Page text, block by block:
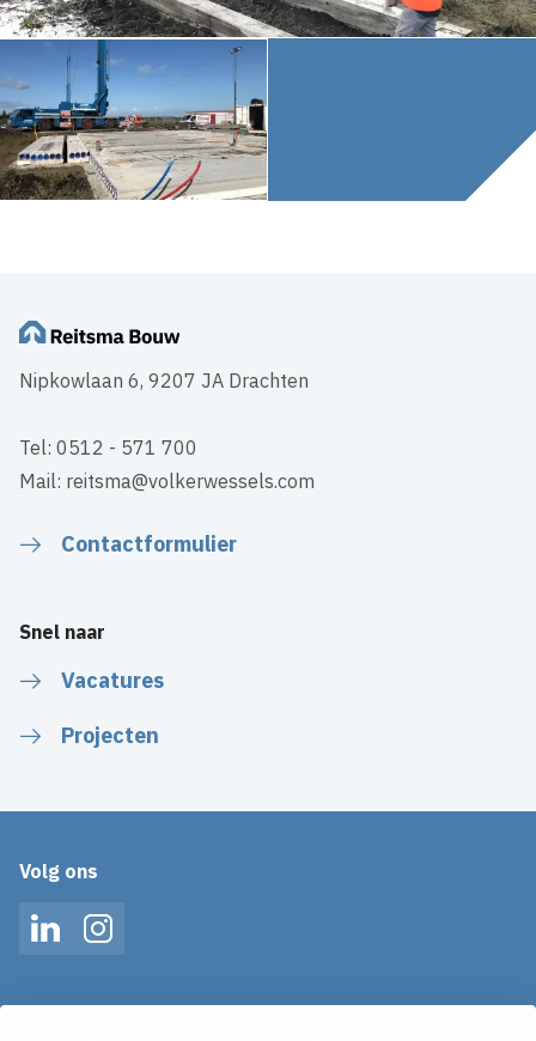
Nipkowlaan 6, 9207 JA Drachten
Tel: 0512 - 571 700
Mail: reitsma@volkerwessels.com
Contactformulier
Snel naar
Vacatures
Projecten
Volg ons
LinkedInInstagram